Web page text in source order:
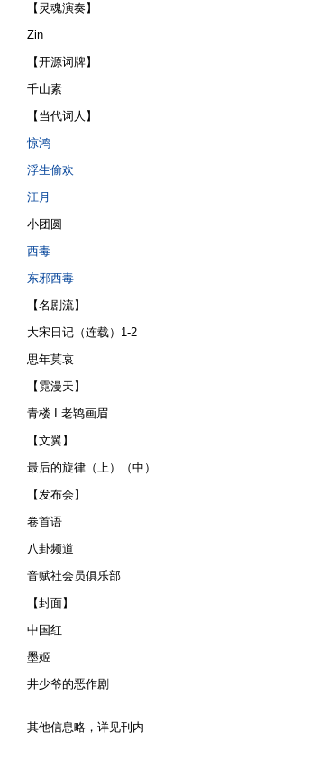
【灵魂演奏】
Zin
【开源词牌】
千山素
【当代词人】
惊鸿
浮生偷欢
江月
小团圆
西毒
东邪西毒
【名剧流】
大宋日记（连载）1-2
思年莫哀
【霓漫天】
青楼 I 老鸨画眉
【文翼】
最后的旋律（上）（中）
【发布会】
卷首语
八卦频道
音赋社会员俱乐部
【封面】
中国红
墨姬
井少爷的恶作剧
其他信息略，详见刊内